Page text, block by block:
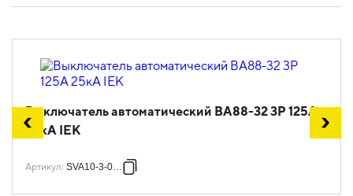
Выключатель автоматический ВА88-32 3Р 125А
25кА IEK
Артикул: SVA10-3-0125